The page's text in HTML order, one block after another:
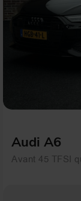
Audi A6
Avant 45 TFSI